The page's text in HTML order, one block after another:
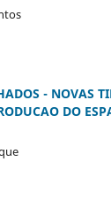
- NOVAS
DO